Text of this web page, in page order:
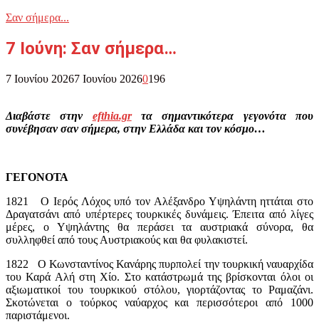
Σαν σήμερα...
7 Ιούνη: Σαν σήμερα…
7 Ιουνίου 20267 Ιουνίου 20260196
Διαβάστε στην efthia.grτα σημαντικότερα γεγονότα που
συνέβησαν σαν σήμερα, στην Ελλάδα και τον κόσμο…
ΓΕΓΟΝΟΤΑ
1821 Ο Ιερός Λόχος υπό τον Αλέξανδρο Υψηλάντη ηττάται στο
Δραγατσάνι από υπέρτερες τουρκικές δυνάμεις. Έπειτα από λίγες
μέρες, ο Υψηλάντης θα περάσει τα αυστριακά σύνορα, θα
συλληφθεί από τους Αυστριακούς και θα φυλακιστεί.
1822 Ο Κωνσταντίνος Κανάρης πυρπολεί την τουρκική ναυαρχίδα
του Καρά Αλή στη Χίο. Στο κατάστρωμά της βρίσκονται όλοι οι
αξιωματικοί του τουρκικού στόλου, γιορτάζοντας το Ραμαζάνι.
Σκοτώνεται ο τούρκος ναύαρχος και περισσότεροι από 1000
παριστάμενοι.